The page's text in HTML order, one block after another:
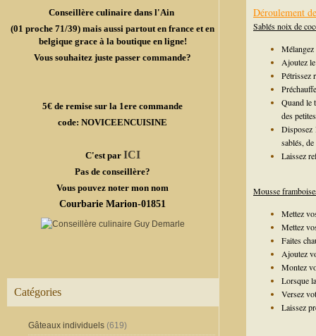
Conseillère culinaire dans l'Ain
(01 proche 71/39) mais aussi partout en france et en
belgique grace à la boutique en ligne!
Vous souhaitez juste passer commande?
5€ de remise sur la 1ere commande
code: NOVICEENCUISINE
C'est par ICI
Pas de conseillère?
Vous pouvez noter mon nom
Courbarie Marion-01851
Catégories
Gâteaux individuels (619)
Déroulement
Sablés noix de
Ajoutez
Pétrissez
Quand le
des
Disposez
sablés,
Laissez
Mousse
Mettez
Mettez
Faites
Ajoutez
Montez
Lorsque
Versez
Laissez